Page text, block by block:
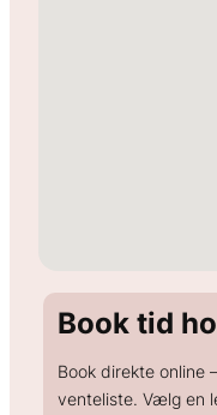
Book tid
Book direkte online
venteliste. Vælg en